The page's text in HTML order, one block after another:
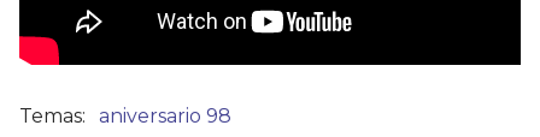
aniversario 98